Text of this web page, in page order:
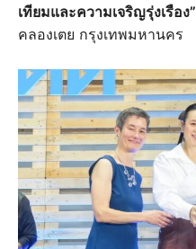
เทียมและความเจริญรุ่งเรือง”
คลองเตย กรุงเทพมหานคร